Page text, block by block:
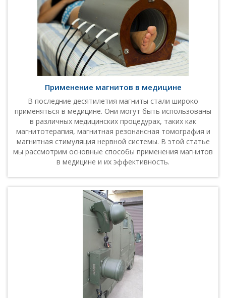
Применение магнитов в медицине
В последние десятилетия магниты стали широко
применяться в медицине. Они могут быть использованы
в различных медицинских процедурах, таких как
магнитотерапия, магнитная резонансная томография и
магнитная стимуляция нервной системы. В этой статье
мы рассмотрим основные способы применения магнитов
в медицине и их эффективность.